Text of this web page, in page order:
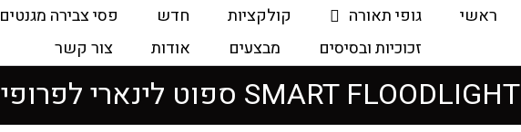
ראשי גופי תאורה קולקציות חדש
פסי צבירה מגנטים
זכוכיות ובסיסים
מבצעים אודות צור קשר
SMART FLOODLIGHT ספוט לינארי לפרופיל מגנטי 20 ואט